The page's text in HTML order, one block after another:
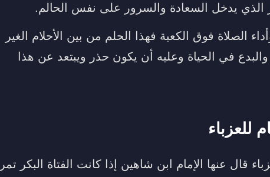
الذي يدخل السعادة والسرور على نفس الحالم.
الصلاة فوق الكعبة فهذا الحلم من بين الأحلام الغير
في الحياة وعليه أن يكون حذر ويبتعد عن هذا
للعزباء
قال عنها الإمام ابن شاهين إذا كانت الفتاة البكر تمر